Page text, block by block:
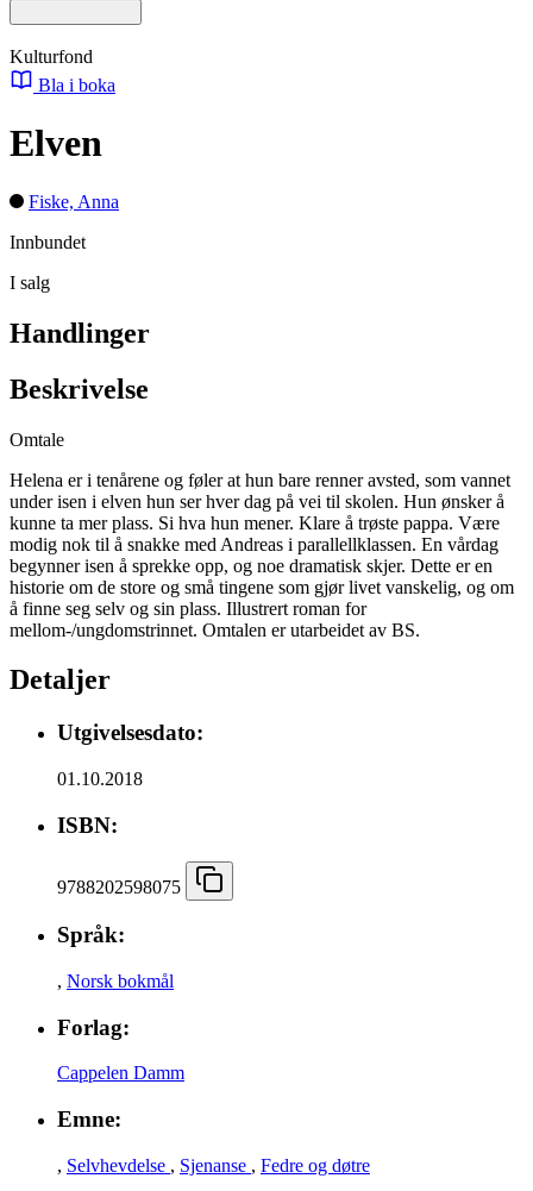
Kulturfond
Bla i boka
Elven
Fiske, Anna
Innbundet
I salg
Handlinger
Beskrivelse
Omtale
Helena er i tenårene og føler at hun bare renner avsted, som vannet
under isen i elven hun ser hver dag på vei til skolen. Hun ønsker å
kunne ta mer plass. Si hva hun mener. Klare å trøste pappa. Være
modig nok til å snakke med Andreas i parallellklassen. En vårdag
begynner isen å sprekke opp, og noe dramatisk skjer. Dette er en
historie om de store og små tingene som gjør livet vanskelig, og om
å finne seg selv og sin plass. Illustrert roman for
mellom-/ungdomstrinnet. Omtalen er utarbeidet av BS.
Detaljer
Utgivelsesdato:
01.10.2018
ISBN:
9788202598075
Språk:
, Norsk bokmål
Forlag:
Cappelen Damm
Emne:
, Selvhevdelse , Sjenanse , Fedre og døtre